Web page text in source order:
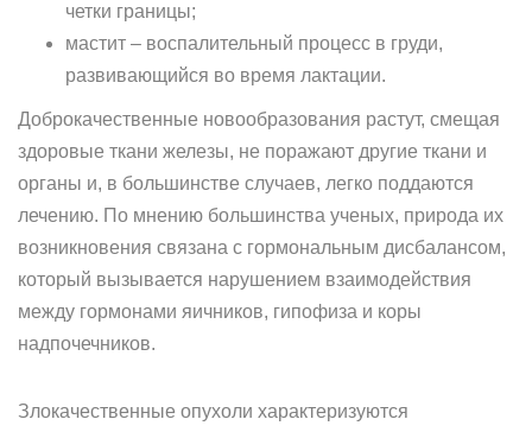
четки границы;
мастит – воспалительный процесс в груди,
развивающийся во время лактации.
Доброкачественные новообразования растут, смещая
здоровые ткани железы, не поражают другие ткани и
органы и, в большинстве случаев, легко поддаются
лечению. По мнению большинства ученых, природа их
возникновения связана с гормональным дисбалансом,
который вызывается нарушением взаимодействия
между гормонами яичников, гипофиза и коры
надпочечников.
Злокачественные опухоли характеризуются